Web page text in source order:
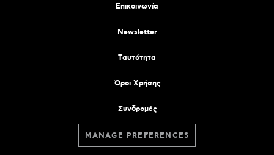
Επικοινωνία
Newsletter
Tαυτότητα
Όροι Χρήσης
Συνδρομές
MANAGE PREFERENCES